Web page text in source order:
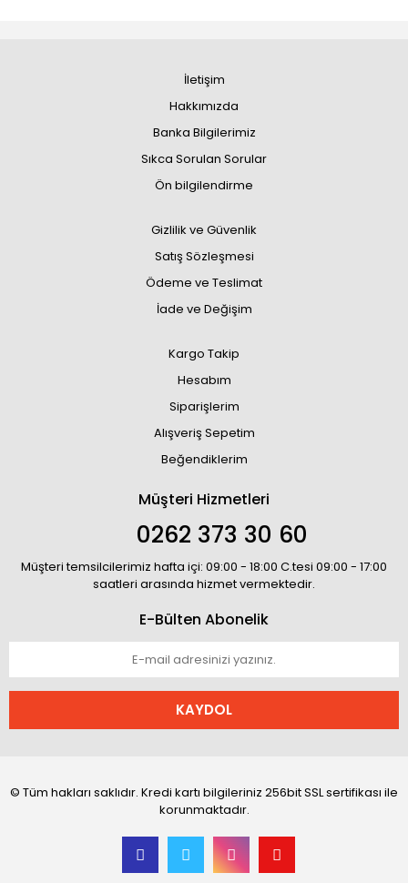
İletişim
Hakkımızda
Banka Bilgilerimiz
Sıkca Sorulan Sorular
Ön bilgilendirme
Gizlilik ve Güvenlik
Satış Sözleşmesi
Ödeme ve Teslimat
İade ve Değişim
Kargo Takip
Hesabım
Siparişlerim
Alışveriş Sepetim
Beğendiklerim
Müşteri Hizmetleri
0262 373 30 60
Müşteri temsilcilerimiz hafta içi: 09:00 - 18:00 C.tesi 09:00 - 17:00
saatleri arasında hizmet vermektedir.
E-Bülten Abonelik
KAYDOL
© Tüm hakları saklıdır. Kredi kartı bilgileriniz 256bit SSL sertifikası ile
korunmaktadır.